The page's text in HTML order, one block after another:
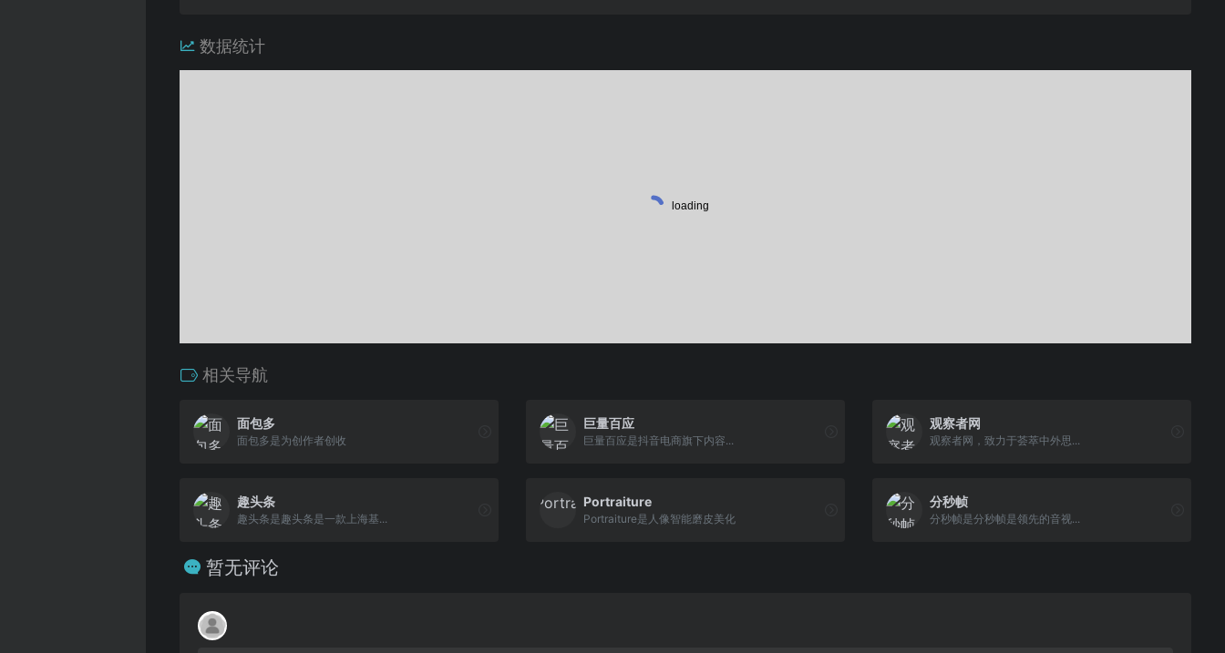
数据统计
相关导航
面包多
面包多是为创作者创收
巨量百应
巨量百应是抖音电商旗下内容...
观察者网
观察者网，致力于荟萃中外思...
趣头条
趣头条是趣头条是一款上海基...
Portraiture
Portraiture是人像智能磨皮美化
分秒帧
分秒帧是分秒帧是领先的音视...
暂无评论